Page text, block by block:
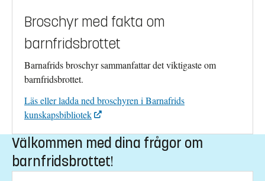
Broschyr med fakta om
barnfridsbrottet
Barnafrids broschyr sammanfattar det viktigaste om
barnfridsbrottet.
Läs eller ladda ned broschyren i Barnafrids
kunskapsbibliotek
Välkommen med dina frågor om
barnfridsbrottet!